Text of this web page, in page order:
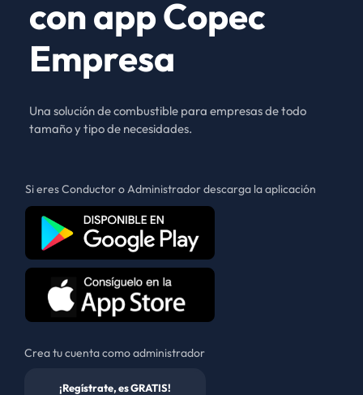
con app Copec
Empresa
Una solución de combustible para empresas de todo
tamaño y tipo de necesidades.
Si eres Conductor o Administrador descarga la aplicación
Crea tu cuenta como administrador
¡Regístrate, es GRATIS!